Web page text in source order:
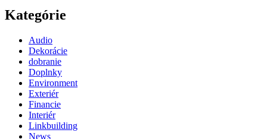
Kategórie
Audio
Dekorácie
dobranie
Doplnky
Environment
Exteriér
Financie
Interiér
Linkbuilding
News